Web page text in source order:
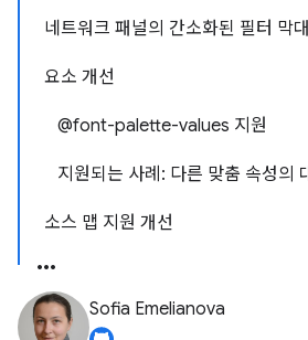
네트워크 패널의 간소화된 필터 막대
요소 개선
@font-palette-values 지원
지원되는 사례: 다른 맞춤 속성의
소스 맵 지원 개선
Sofia Emelianova